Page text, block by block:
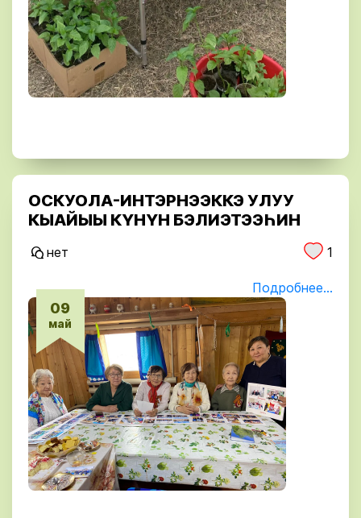
09
май
ОСКУОЛА-ИНТЭРНЭЭККЭ УЛУУ
КЫАЙЫЫ КҮНҮН БЭЛИЭТЭЭҺИН
нет 1
Подробнее...